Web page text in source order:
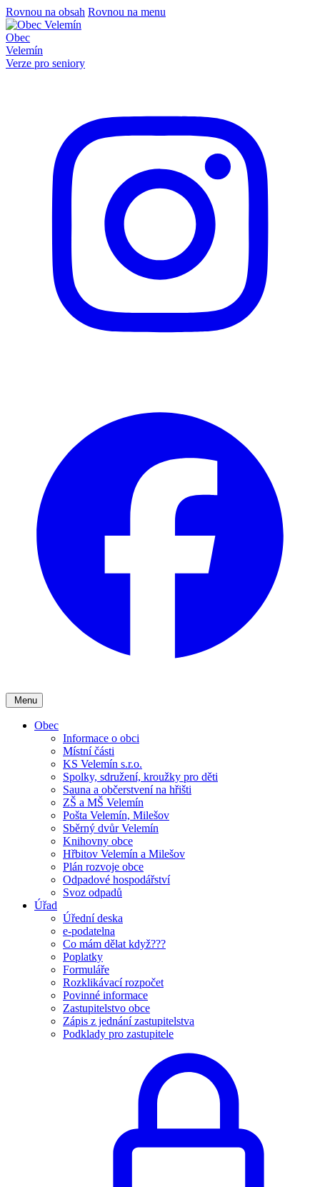
Rovnou na obsah Rovnou na menu
Obec
Velemín
Verze pro seniory
Menu
Obec
Informace o obci
Místní části
KS Velemín s.r.o.
Spolky, sdružení, kroužky pro děti
Sauna a občerstvení na hřišti
ZŠ a MŠ Velemín
Pošta Velemín, Milešov
Sběrný dvůr Velemín
Knihovny obce
Hřbitov Velemín a Milešov
Plán rozvoje obce
Odpadové hospodářství
Svoz odpadů
Úřad
Úřední deska
e-podatelna
Co mám dělat když???
Poplatky
Formuláře
Rozklikávací rozpočet
Povinné informace
Zastupitelstvo obce
Zápis z jednání zastupitelstva
Podklady pro zastupitele